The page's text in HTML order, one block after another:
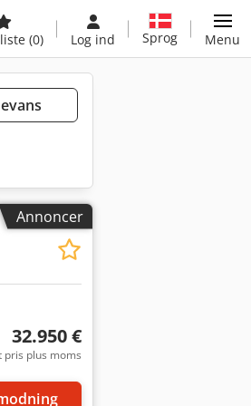
(0) Log ind Sprog Menu
Annoncer
32.950 €
pris plus moms